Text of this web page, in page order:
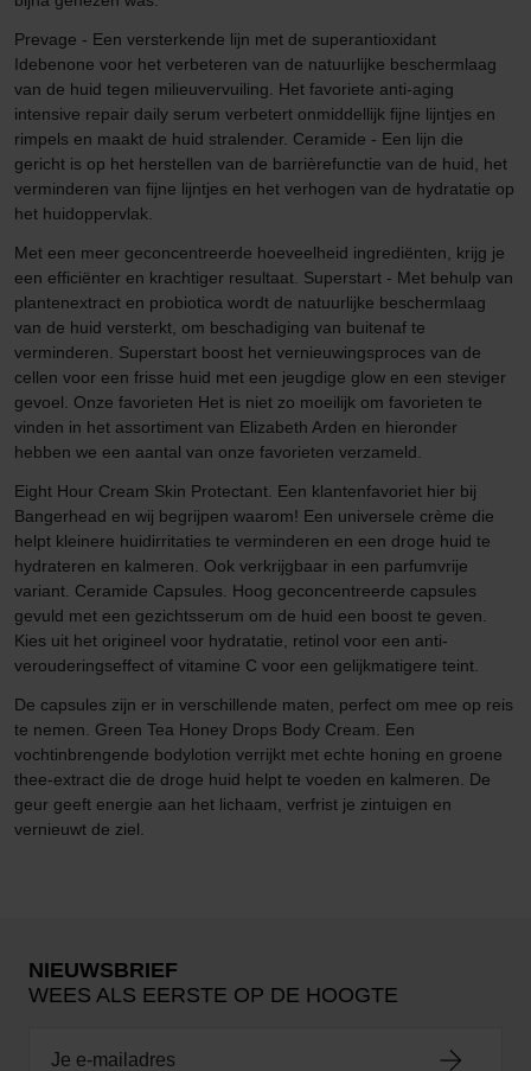
Prevage - Een versterkende lijn met de superantioxidant
Idebenone voor het verbeteren van de natuurlijke beschermlaag
van de huid tegen milieuvervuiling. Het favoriete anti-aging
intensive repair daily serum verbetert onmiddellijk fijne lijntjes en
rimpels en maakt de huid stralender. Ceramide - Een lijn die
gericht is op het herstellen van de barrièrefunctie van de huid, het
verminderen van fijne lijntjes en het verhogen van de hydratatie op
het huidoppervlak.
Met een meer geconcentreerde hoeveelheid ingrediënten, krijg je
een efficiënter en krachtiger resultaat. Superstart - Met behulp van
plantenextract en probiotica wordt de natuurlijke beschermlaag
van de huid versterkt, om beschadiging van buitenaf te
verminderen. Superstart boost het vernieuwingsproces van de
cellen voor een frisse huid met een jeugdige glow en een steviger
gevoel. Onze favorieten Het is niet zo moeilijk om favorieten te
vinden in het assortiment van Elizabeth Arden en hieronder
hebben we een aantal van onze favorieten verzameld.
Eight Hour Cream Skin Protectant. Een klantenfavoriet hier bij
Bangerhead en wij begrijpen waarom! Een universele crème die
helpt kleinere huidirritaties te verminderen en een droge huid te
hydrateren en kalmeren. Ook verkrijgbaar in een parfumvrije
variant. Ceramide Capsules. Hoog geconcentreerde capsules
gevuld met een gezichtsserum om de huid een boost te geven.
Kies uit het origineel voor hydratatie, retinol voor een anti-
verouderingseffect of vitamine C voor een gelijkmatigere teint.
De capsules zijn er in verschillende maten, perfect om mee op reis
te nemen. Green Tea Honey Drops Body Cream. Een
vochtinbrengende bodylotion verrijkt met echte honing en groene
thee-extract die de droge huid helpt te voeden en kalmeren. De
geur geeft energie aan het lichaam, verfrist je zintuigen en
vernieuwt de ziel.
NIEUWSBRIEF
WEES ALS EERSTE OP DE HOOGTE